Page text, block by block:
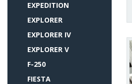
EXPEDITION
EXPLORER
EXPLORER IV
EXPLORER V
F-250
FIESTA